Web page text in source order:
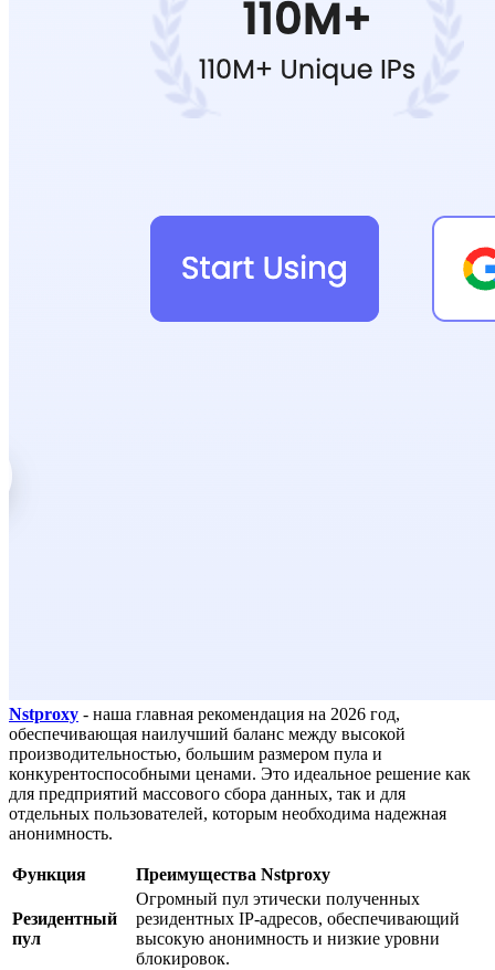
Nstproxy - наша главная рекомендация на 2026 год,
обеспечивающая наилучший баланс между высокой
производительностью, большим размером пула и
конкурентоспособными ценами. Это идеальное решение как
для предприятий массового сбора данных, так и для
отдельных пользователей, которым необходима надежная
анонимность.
Функция Преимущества Nstproxy
Резидентный
пул
Огромный пул этически полученных
резидентных IP-адресов, обеспечивающий
высокую анонимность и низкие уровни
блокировок.